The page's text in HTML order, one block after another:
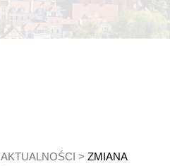
AKTUALNOŚCI > ZMIANA